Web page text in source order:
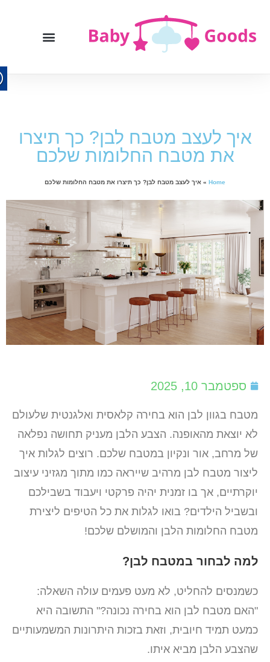
איך לעצב מטבח לבן? כך תיצרו
את מטבח החלומות שלכם
Home
»איך לעצב מטבח לבן? כך תיצרו את מטבח החלומות שלכם
ספטמבר 10, 2025
מטבח בגוון לבן הוא בחירה קלאסית ואלגנטית שלעולם
לא יוצאת מהאופנה. הצבע הלבן מעניק תחושה נפלאה
של מרחב, אור ונקיון במטבח שלכם. רוצים לגלות איך
ליצור מטבח לבן מרהיב שייראה כמו מתוך מגזיני עיצוב
יוקרתיים, אך בו זמנית יהיה פרקטי ויעבוד בשבילכם
ובשביל הילדים? בואו לגלות את כל הטיפים ליצירת
מטבח החלומות הלבן והמושלם שלכם!
למה לבחור במטבח לבן?
כשמנסים להחליט, לא מעט פעמים עולה השאלה:
"האם מטבח לבן הוא בחירה נכונה?" התשובה היא
כמעט תמיד חיובית, וזאת בזכות היתרונות המשמעותיים
שהצבע הלבן מביא איתו.